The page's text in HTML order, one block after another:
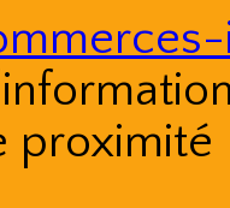
proximité